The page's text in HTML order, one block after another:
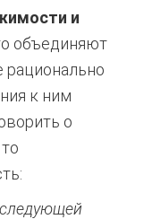
и
объединяют
рационально
к ним
о